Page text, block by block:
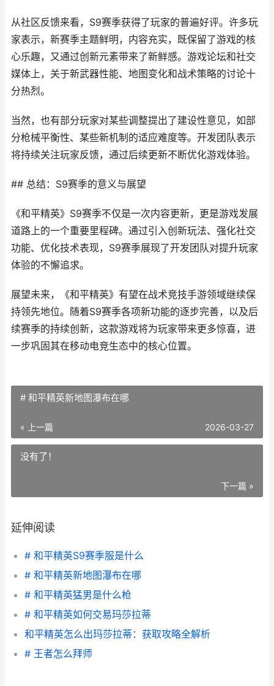
从社区反馈来看，S9赛季获得了玩家的普遍好评。许多玩
家表示，新赛季主题鲜明，内容充实，既保留了游戏的核
心乐趣，又通过创新元素带来了新鲜感。游戏论坛和社交
媒体上，关于新武器性能、地图变化和战术策略的讨论十
分热烈。
当然，也有部分玩家对某些调整提出了建设性意见，如部
分枪械平衡性、某些新机制的适应难度等。开发团队表示
将持续关注玩家反馈，通过后续更新不断优化游戏体验。
## 总结：S9赛季的意义与展望
《和平精英》S9赛季不仅是一次内容更新，更是游戏发展
道路上的一个重要里程碑。通过引入创新玩法、强化社交
功能、优化技术表现，S9赛季展现了开发团队对提升玩家
体验的不懈追求。
展望未来，《和平精英》有望在战术竞技手游领域继续保
持领先地位。随着S9赛季各项新功能的逐步完善，以及后
续赛季的持续创新，这款游戏将为玩家带来更多惊喜，进
一步巩固其在移动电竞生态中的核心位置。
# 和平精英新地图瀑布在哪
« 上一篇 2026-03-27
没有了！
下一篇 »
延伸阅读
# 和平精英S9赛季服是什么
# 和平精英新地图瀑布在哪
# 和平精英猛男是什么枪
# 和平精英如何交易玛莎拉蒂
和平精英怎么出玛莎拉蒂：获取攻略全解析
# 王者怎么拜师